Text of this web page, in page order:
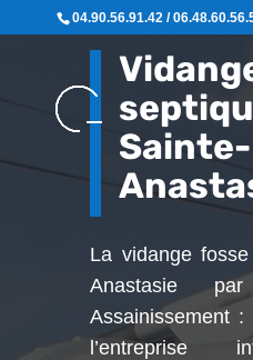
04.90.56.91.42 /
Sainte-
La vidange
Anastasie par
Assainissement :
l’entreprise